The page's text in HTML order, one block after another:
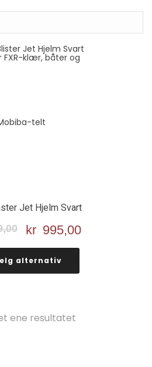
Jet Hjelm Svart
Opprinnelig
pris
var:
kr 1
kr 995,00Nåværende
alternativ
ene resultatet